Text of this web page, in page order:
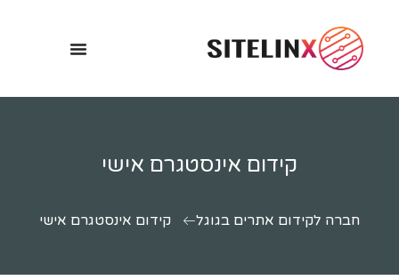
קידום אינסטגרם אישי
חברה לקידום אתרים בגוגל קידום אינסטגרם אישי